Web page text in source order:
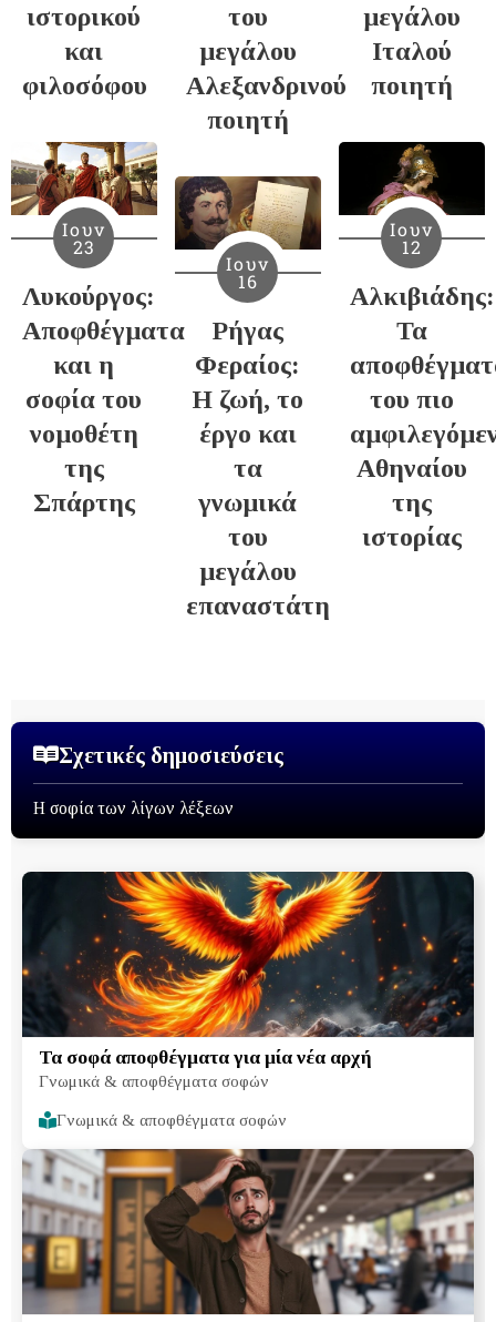
ιστορικού
και
φιλοσόφου
του
μεγάλου
Αλεξανδρινού
ποιητή
μεγάλου
Ιταλού
ποιητή
Ιουν
23
Λυκούργος:
Αποφθέγματα
και η
σοφία του
νομοθέτη
της
Σπάρτης
Ιουν
16
Ρήγας
Φεραίος:
Η ζωή, το
έργο και
τα
γνωμικά
του
μεγάλου
επαναστάτη
Ιουν
12
Αλκιβιάδης:
Τα
του πιο
Αθηναίου
της
ιστορίας
Σχετικές δημοσιεύσεις
Η σοφία των λίγων λέξεων
Τα σοφά αποφθέγματα για μία νέα αρχή
Γνωμικά & αποφθέγματα σοφών
Γνωμικά & αποφθέγματα σοφών